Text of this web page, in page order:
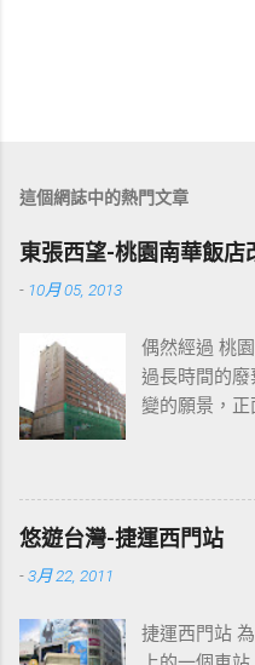
這個網誌中的熱門文章
東張西望-桃園南華飯店
- 10月 05, 2013
偶然經過 桃
過長時間的
變的願景，正
桃園的民眾
趴走將持續
開始期待開幕
悠遊台灣-捷運西門站
-3月 22, 2011
捷運西門站